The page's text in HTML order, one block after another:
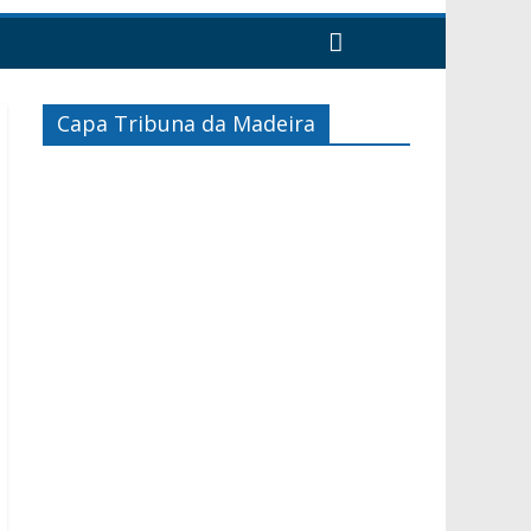
Capa Tribuna da Madeira